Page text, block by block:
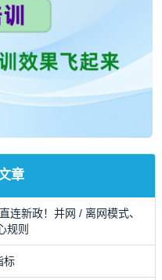
章
连新政！并网 / 离网模式、
规则
标